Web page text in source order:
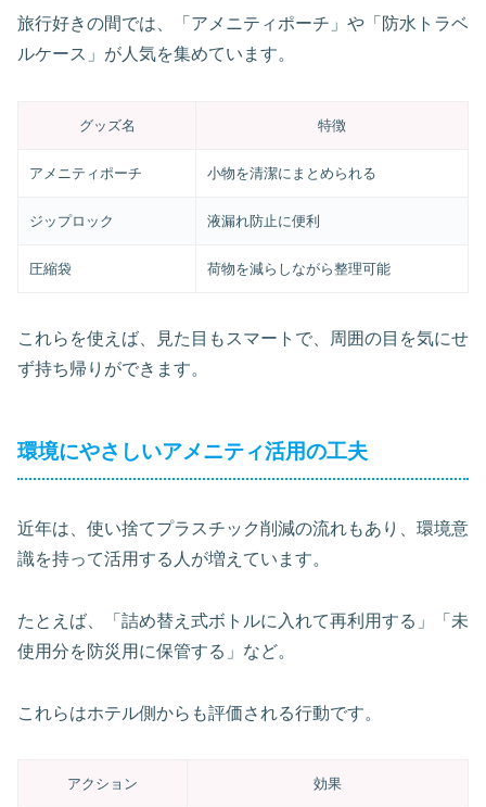
旅行好きの間では、「アメニティポーチ」や「防水トラベ
ルケース」が人気を集めています。
グッズ名 特徴
アメニティポーチ 小物を清潔にまとめられる
ジップロック 液漏れ防止に便利
圧縮袋 荷物を減らしながら整理可能
これらを使えば、見た目もスマートで、周囲の目を気にせ
ず持ち帰りができます。
環境にやさしいアメニティ活用の工夫
近年は、使い捨てプラスチック削減の流れもあり、環境意
識を持って活用する人が増えています。
たとえば、「詰め替え式ボトルに入れて再利用する」「未
使用分を防災用に保管する」など。
これらはホテル側からも評価される行動です。
アクション 効果